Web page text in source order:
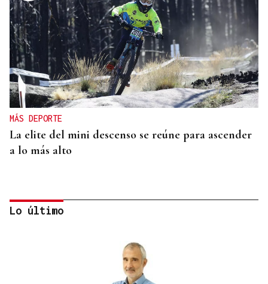
MÁS DEPORTE
La elite del mini descenso se reúne para ascender
a lo más alto
Lo último